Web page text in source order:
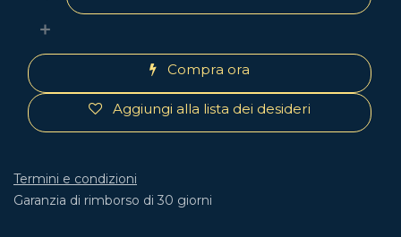
Compra ora
Aggiungi alla lista dei desideri
Termini e condizioni
Garanzia di rimborso di 30 giorni